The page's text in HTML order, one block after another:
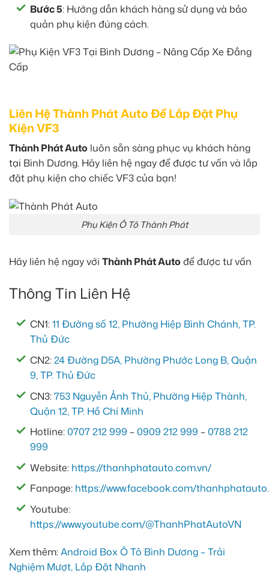
Bước 5: Hướng dẫn khách hàng sử dụng và bảo
quản phụ kiện đúng cách.
Liên Hệ Thành Phát Auto Để Lắp Đặt Phụ
Kiện VF3
Thành Phát Auto luôn sẵn sàng phục vụ khách hàng
tại Bình Dương. Hãy liên hệ ngay để được tư vấn và lắp
đặt phụ kiện cho chiếc VF3 của bạn!
Phụ Kiện Ô Tô Thành Phát
Hãy liên hệ ngay với Thành Phát Auto để được tư vấn
Thông Tin Liên Hệ
CN1:11 Đường số 12, Phường Hiệp Bình Chánh, TP.
Thủ Đức
CN2:24 Đường D5A, Phường Phước Long B, Quận
9, TP. Thủ Đức
CN3:753 Nguyễn Ảnh Thủ, Phường Hiệp Thành,
Quận 12, TP. Hồ Chí Minh
Hotline:0707 212 999 –0909 212 999 –0788 212
999
Website: https://thanhphatauto.com.vn/
Fanpage: https://www.facebook.com/
Youtube:
https://www.youtube.com/@ThanhPhatAutoVN
Xem thêm:Android Box Ô Tô Bình Dương – Trải
Nghiệm Mượt, Lắp Đặt Nhanh